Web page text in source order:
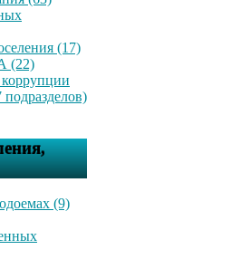
(17)
(22)
подразделов)
(9)